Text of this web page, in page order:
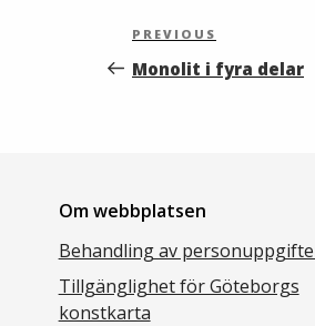
Previous
Post
PREVIOUS
Monolit i fyra delar
Om webbplatsen
Behandling av
Tillgänglighet för Göteborgs
konstkarta